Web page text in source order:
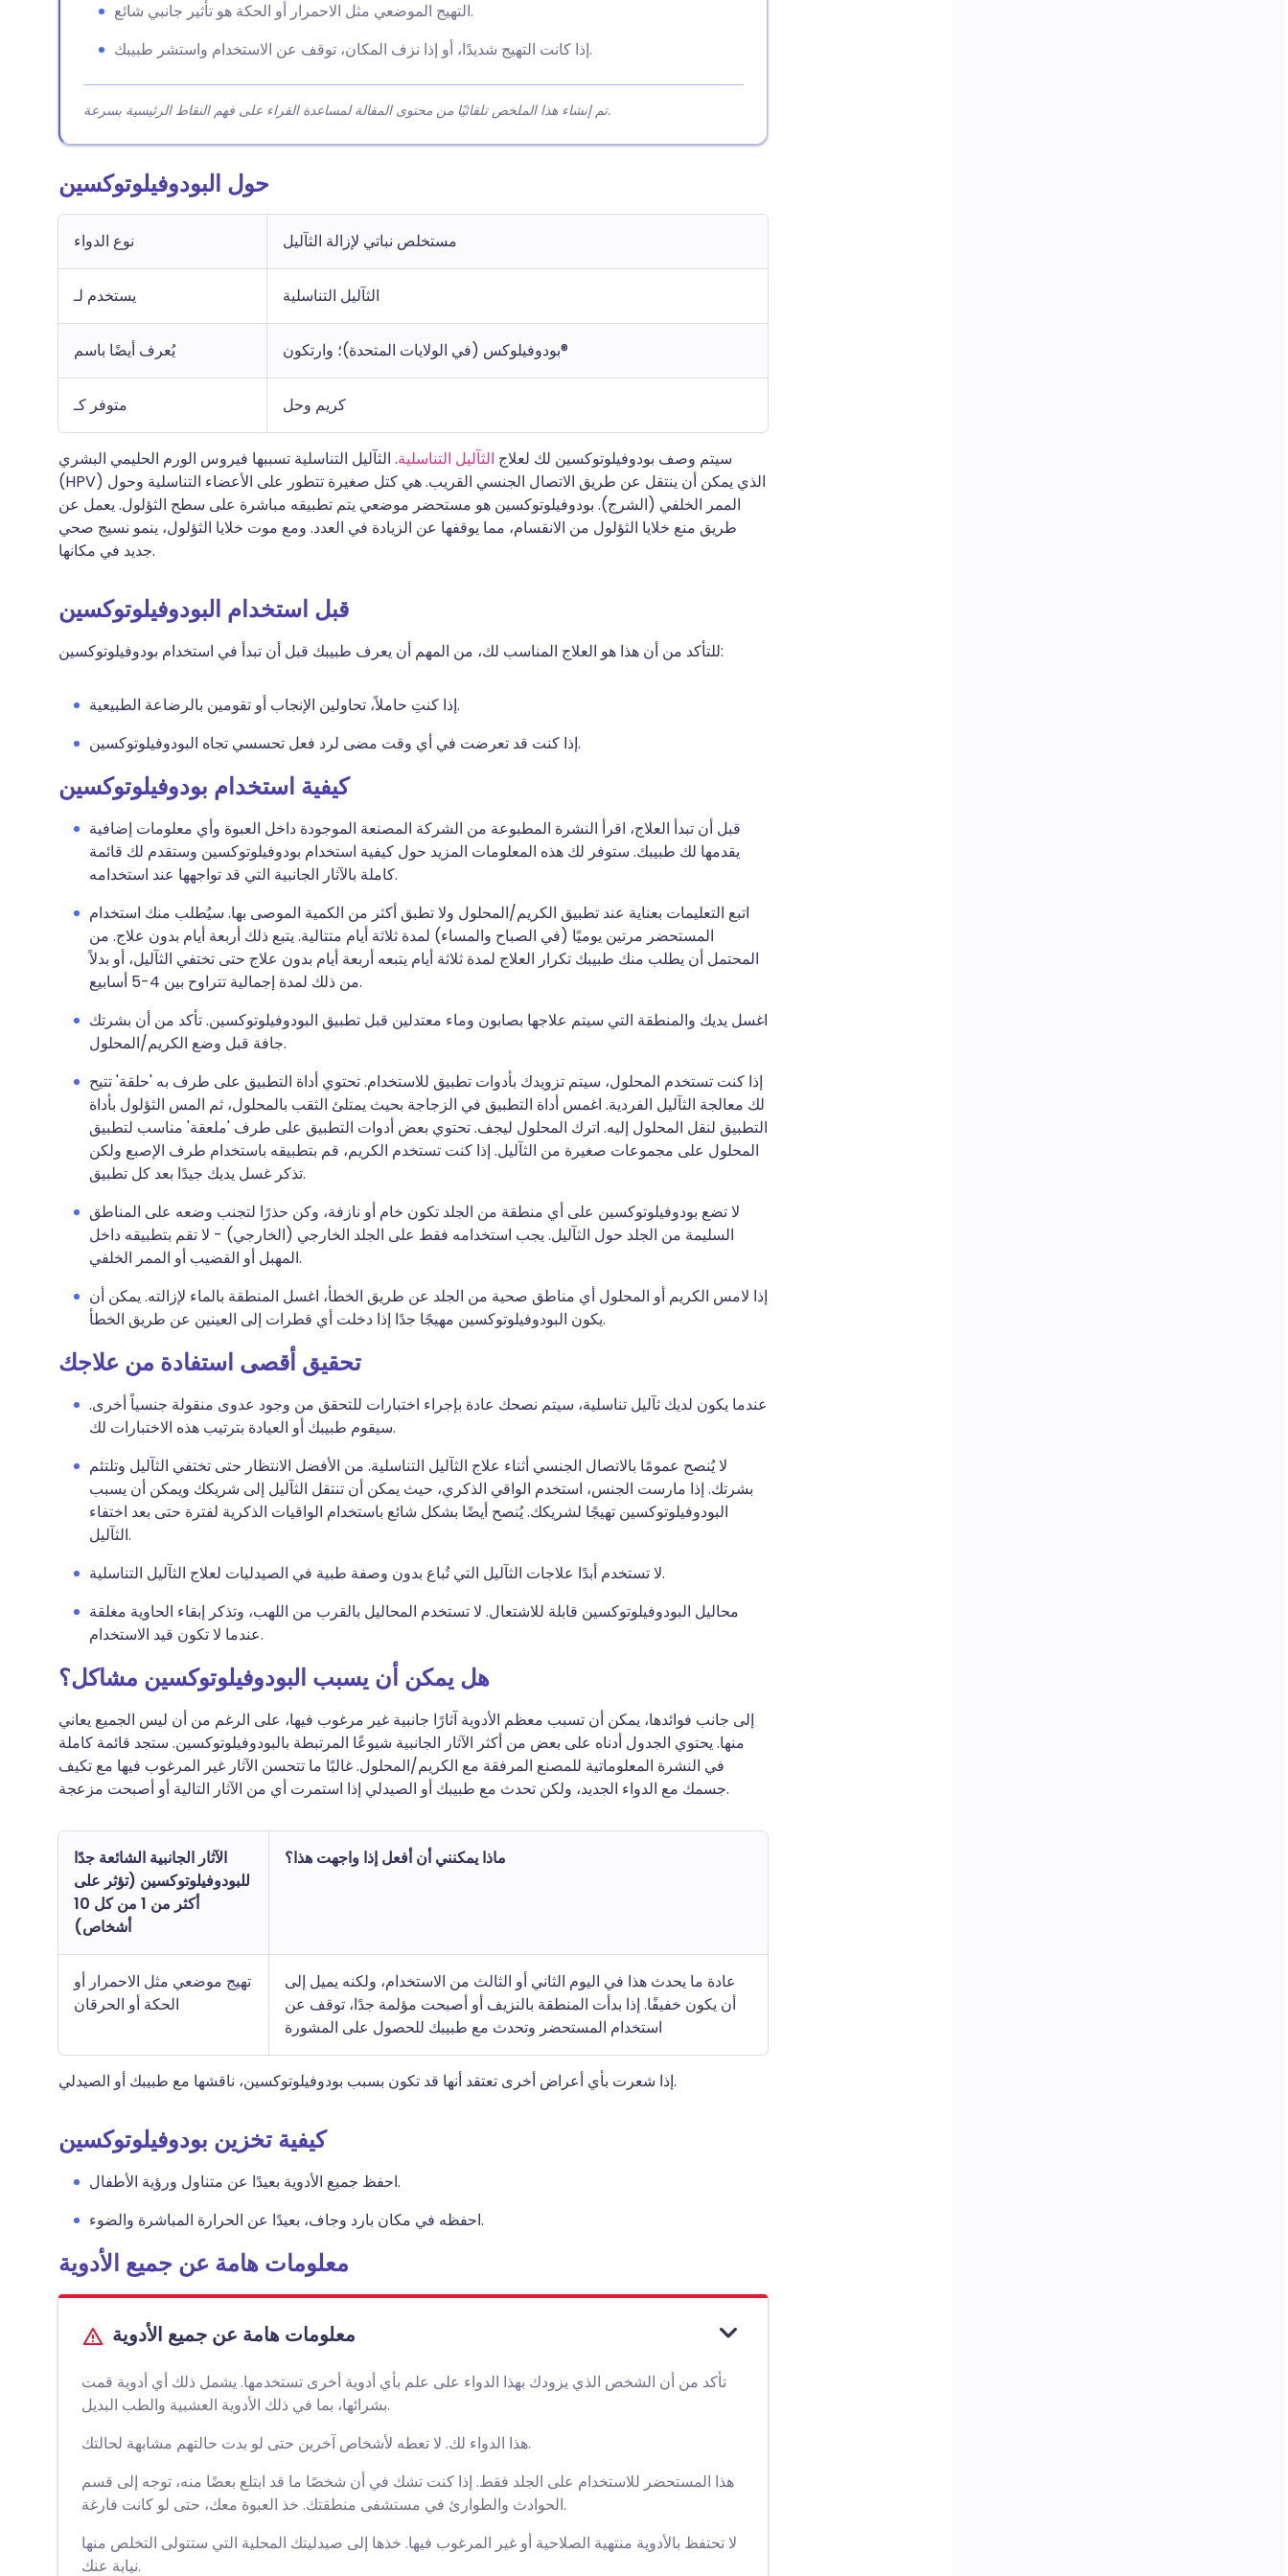
التهيج الموضعي مثل الاحمرار أو الحكة هو تأثير جانبي شائع.
إذا كانت التهيج شديدًا، أو إذا نزف المكان، توقف عن الاستخدام واستشر طبيبك.
تم إنشاء هذا الملخص تلقائيًا من محتوى المقالة لمساعدة القراء على فهم النقاط الرئيسية بسرعة.
حول البودوفيلوتوكسين
نوع الدواء مستخلص نباتي لإزالة الثآليل
يستخدم لـ الثآليل التناسلية
يُعرف أيضًا باسم بودوفيلوكس (في الولايات المتحدة)؛ وارتكون®
متوفر كـ كريم وحل
سيتم وصف بودوفيلوتوكسين لك لعلاج الثآليل التناسلية. الثآليل التناسلية تسببها فيروس الورم الحليمي البشري
(HPV) الذي يمكن أن ينتقل عن طريق الاتصال الجنسي القريب. هي كتل صغيرة تتطور على الأعضاء التناسلية وحول
الممر الخلفي (الشرج). بودوفيلوتوكسين هو مستحضر موضعي يتم تطبيقه مباشرة على سطح الثؤلول. يعمل عن
طريق منع خلايا الثؤلول من الانقسام، مما يوقفها عن الزيادة في العدد. ومع موت خلايا الثؤلول، ينمو نسيج صحي
جديد في مكانها.
قبل استخدام البودوفيلوتوكسين
للتأكد من أن هذا هو العلاج المناسب لك، من المهم أن يعرف طبيبك قبل أن تبدأ في استخدام بودوفيلوتوكسين:
إذا كنتِ حاملاً، تحاولين الإنجاب أو تقومين بالرضاعة الطبيعية.
إذا كنت قد تعرضت في أي وقت مضى لرد فعل تحسسي تجاه البودوفيلوتوكسين.
كيفية استخدام بودوفيلوتوكسين
قبل أن تبدأ العلاج، اقرأ النشرة المطبوعة من الشركة المصنعة الموجودة داخل العبوة وأي معلومات إضافية
يقدمها لك طبيبك. ستوفر لك هذه المعلومات المزيد حول كيفية استخدام بودوفيلوتوكسين وستقدم لك قائمة
كاملة بالآثار الجانبية التي قد تواجهها عند استخدامه.
اتبع التعليمات بعناية عند تطبيق الكريم/المحلول ولا تطبق أكثر من الكمية الموصى بها. سيُطلب منك استخدام
المستحضر مرتين يوميًا (في الصباح والمساء) لمدة ثلاثة أيام متتالية. يتبع ذلك أربعة أيام بدون علاج. من
المحتمل أن يطلب منك طبيبك تكرار العلاج لمدة ثلاثة أيام يتبعه أربعة أيام بدون علاج حتى تختفي الثآليل، أو بدلاً
من ذلك لمدة إجمالية تتراوح بين 4-5 أسابيع.
اغسل يديك والمنطقة التي سيتم علاجها بصابون وماء معتدلين قبل تطبيق البودوفيلوتوكسين. تأكد من أن بشرتك
جافة قبل وضع الكريم/المحلول.
إذا كنت تستخدم المحلول، سيتم تزويدك بأدوات تطبيق للاستخدام. تحتوي أداة التطبيق على طرف به 'حلقة' تتيح
لك معالجة الثآليل الفردية. اغمس أداة التطبيق في الزجاجة بحيث يمتلئ الثقب بالمحلول، ثم المس الثؤلول بأداة
التطبيق لنقل المحلول إليه. اترك المحلول ليجف. تحتوي بعض أدوات التطبيق على طرف 'ملعقة' مناسب لتطبيق
المحلول على مجموعات صغيرة من الثآليل. إذا كنت تستخدم الكريم، قم بتطبيقه باستخدام طرف الإصبع ولكن
تذكر غسل يديك جيدًا بعد كل تطبيق.
لا تضع بودوفيلوتوكسين على أي منطقة من الجلد تكون خام أو نازفة، وكن حذرًا لتجنب وضعه على المناطق
السليمة من الجلد حول الثآليل. يجب استخدامه فقط على الجلد الخارجي (الخارجي) - لا تقم بتطبيقه داخل
المهبل أو القضيب أو الممر الخلفي.
إذا لامس الكريم أو المحلول أي مناطق صحية من الجلد عن طريق الخطأ، اغسل المنطقة بالماء لإزالته. يمكن أن
يكون البودوفيلوتوكسين مهيجًا جدًا إذا دخلت أي قطرات إلى العينين عن طريق الخطأ.
تحقيق أقصى استفادة من علاجك
عندما يكون لديك ثآليل تناسلية، سيتم نصحك عادة بإجراء اختبارات للتحقق من وجود عدوى منقولة جنسياً أخرى.
سيقوم طبيبك أو العيادة بترتيب هذه الاختبارات لك.
لا يُنصح عمومًا بالاتصال الجنسي أثناء علاج الثآليل التناسلية. من الأفضل الانتظار حتى تختفي الثآليل وتلتئم
بشرتك. إذا مارست الجنس، استخدم الواقي الذكري، حيث يمكن أن تنتقل الثآليل إلى شريكك ويمكن أن يسبب
البودوفيلوتوكسين تهيجًا لشريكك. يُنصح أيضًا بشكل شائع باستخدام الواقيات الذكرية لفترة حتى بعد اختفاء
الثآليل.
لا تستخدم أبدًا علاجات الثآليل التي تُباع بدون وصفة طبية في الصيدليات لعلاج الثآليل التناسلية.
محاليل البودوفيلوتوكسين قابلة للاشتعال. لا تستخدم المحاليل بالقرب من اللهب، وتذكر إبقاء الحاوية مغلقة
عندما لا تكون قيد الاستخدام.
هل يمكن أن يسبب البودوفيلوتوكسين مشاكل؟
إلى جانب فوائدها، يمكن أن تسبب معظم الأدوية آثارًا جانبية غير مرغوب فيها، على الرغم من أن ليس الجميع يعاني
منها. يحتوي الجدول أدناه على بعض من أكثر الآثار الجانبية شيوعًا المرتبطة بالبودوفيلوتوكسين. ستجد قائمة كاملة
في النشرة المعلوماتية للمصنع المرفقة مع الكريم/المحلول. غالبًا ما تتحسن الآثار غير المرغوب فيها مع تكيف
جسمك مع الدواء الجديد، ولكن تحدث مع طبيبك أو الصيدلي إذا استمرت أي من الآثار التالية أو أصبحت مزعجة.
الآثار الجانبية الشائعة جدًا
للبودوفيلوتوكسين (تؤثر على
أكثر من 1 من كل 10
أشخاص)
ماذا يمكنني أن أفعل إذا واجهت هذا؟
تهيج موضعي مثل الاحمرار أو
الحكة أو الحرقان
عادة ما يحدث هذا في اليوم الثاني أو الثالث من الاستخدام، ولكنه يميل إلى
أن يكون خفيفًا. إذا بدأت المنطقة بالنزيف أو أصبحت مؤلمة جدًا، توقف عن
استخدام المستحضر وتحدث مع طبيبك للحصول على المشورة
إذا شعرت بأي أعراض أخرى تعتقد أنها قد تكون بسبب بودوفيلوتوكسين، ناقشها مع طبيبك أو الصيدلي.
كيفية تخزين بودوفيلوتوكسين
احفظ جميع الأدوية بعيدًا عن متناول ورؤية الأطفال.
احفظه في مكان بارد وجاف، بعيدًا عن الحرارة المباشرة والضوء.
معلومات هامة عن جميع الأدوية
معلومات هامة عن جميع الأدوية
تأكد من أن الشخص الذي يزودك بهذا الدواء على علم بأي أدوية أخرى تستخدمها. يشمل ذلك أي أدوية قمت
بشرائها، بما في ذلك الأدوية العشبية والطب البديل.
هذا الدواء لك. لا تعطه لأشخاص آخرين حتى لو بدت حالتهم مشابهة لحالتك.
هذا المستحضر للاستخدام على الجلد فقط. إذا كنت تشك في أن شخصًا ما قد ابتلع بعضًا منه، توجه إلى قسم
الحوادث والطوارئ في مستشفى منطقتك. خذ العبوة معك، حتى لو كانت فارغة.
لا تحتفظ بالأدوية منتهية الصلاحية أو غير المرغوب فيها. خذها إلى صيدليتك المحلية التي ستتولى التخلص منها
نيابة عنك.